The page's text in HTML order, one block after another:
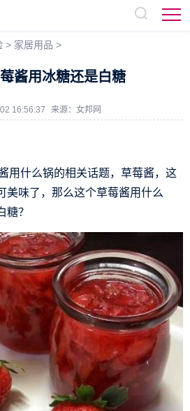
> 家居用品 >
酱用冰糖还是白糖
16:56:37 来源： 女邦网
用什么锅的相关话题，草莓酱，这
美味了，那么这个草莓酱用什么
糖？